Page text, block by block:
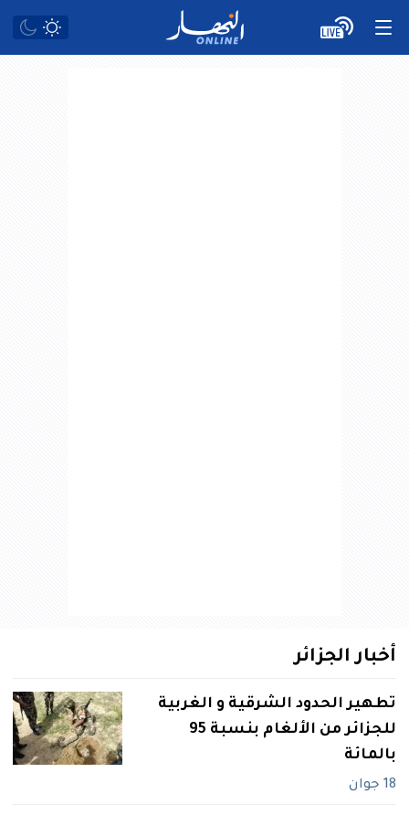
أخبار الجزائر
تطهير الحدود الشرقية و الغربية
للجزائر من الألغام بنسبة 95
بالمائة
18 جوان